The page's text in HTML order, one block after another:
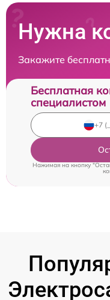
Нужна
Закажите
Бесплатная
специалистом
Нажимая на кнопку